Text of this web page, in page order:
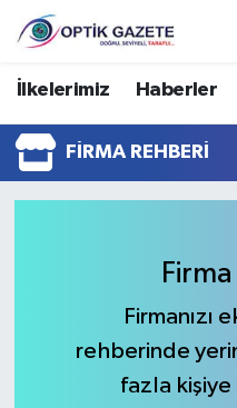
İlkelerimiz Haberler
FIRMA REHBERI
Firmanızı
rehberinde
fazla
Nöbetçi Eczaneler
Hava Durumu
İstanbul Namaz
Süper Lig Puan